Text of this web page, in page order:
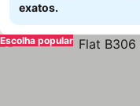
exatos.
Escolha popular